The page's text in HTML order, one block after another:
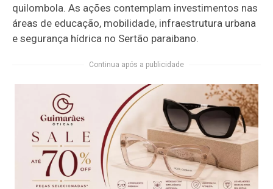
quilombola. As ações contemplam investimentos nas
áreas de educação, mobilidade, infraestrutura urbana
e segurança hídrica no Sertão paraibano.
Continua após a publicidade